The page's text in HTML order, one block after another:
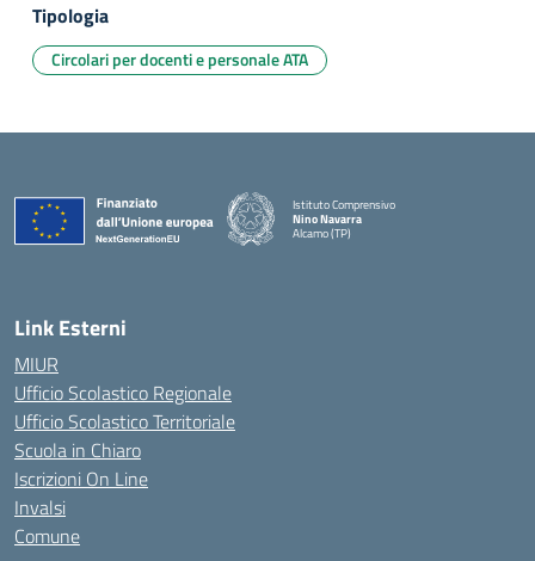
Tipologia
Circolari per docenti e personale ATA
Istituto Comprensivo
Nino Navarra
Alcamo (TP)
Link Esterni
MIUR
Ufficio Scolastico Regionale
Ufficio Scolastico Territoriale
Scuola in Chiaro
Iscrizioni On Line
Invalsi
Comune